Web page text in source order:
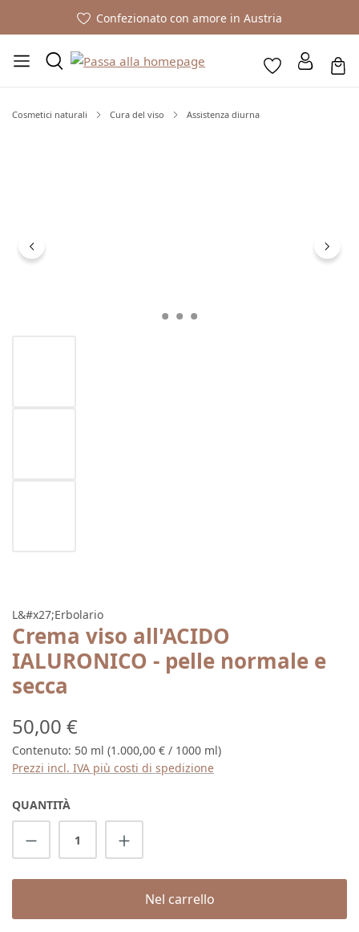
Confezionato con amore in Austria
Cosmetici naturali Cura del viso Assistenza diurna
L&#x27;Erbolario
Crema viso all'ACIDO
IALURONICO - pelle normale e
secca
Prezzo normale:
50,00 €
Contenuto: 50 ml (1.000,00 € / 1000 ml)
Prezzi incl. IVA più costi di spedizione
QUANTITÀ
Quantità del prodotto: inserisci la
Nel carrello